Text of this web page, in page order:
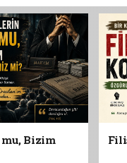
Bizim